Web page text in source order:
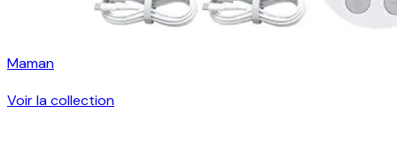
Maman
Voir la collection